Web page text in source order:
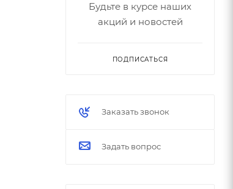
Будьте в курсе наших
акций и новостей
ПОДПИСАТЬСЯ
Заказать звонок
Задать вопрос